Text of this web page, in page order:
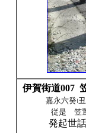
伊賀街道007
嘉永六癸i丑
従是 笠置
発起世